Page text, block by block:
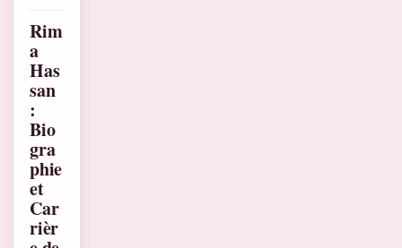
Rim
a
Has
san
:
Bio
gra
phie
et
Car
rièr